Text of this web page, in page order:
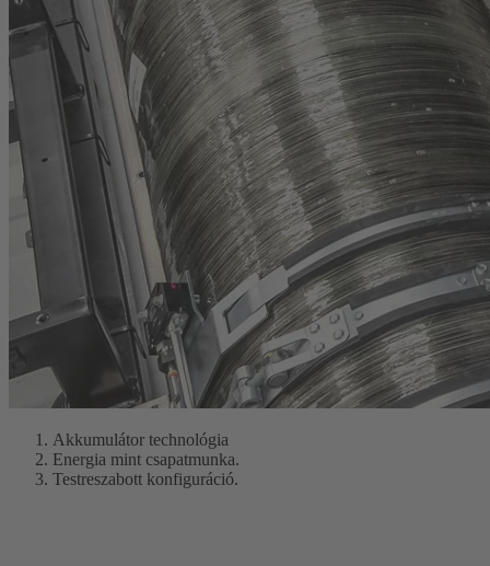
Akkumulátor technológia
Energia mint csapatmunka.
Testreszabott konfiguráció.